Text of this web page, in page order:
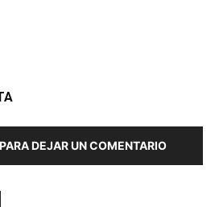
DEJAR UN COMENTARIO